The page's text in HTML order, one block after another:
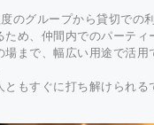
のグループから貸切での
ため、仲間内でのパーティ
場まで、幅広い用途で活用
ともすぐに打ち解けられる